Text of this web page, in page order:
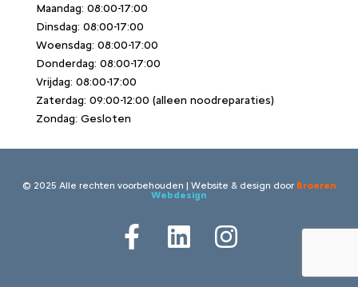
Maandag: 08:00-17:00
Dinsdag: 08:00-17:00
Woensdag: 08:00-17:00
Donderdag: 08:00-17:00
Vrijdag: 08:00-17:00
Zaterdag: 09:00-12:00 (alleen noodreparaties)
Zondag: Gesloten
© 2025 Alle rechten voorbehouden | Website & design door Broeren
Webdesign